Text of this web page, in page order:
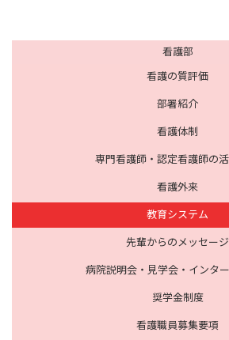
看護部
看護の質評価
部署紹介
看護体制
専門看護師・認定看護師の
看護外来
教育システム
先輩からのメッセージ
病院説明会・見学会・インタ
奨学金制度
看護職員募集要項